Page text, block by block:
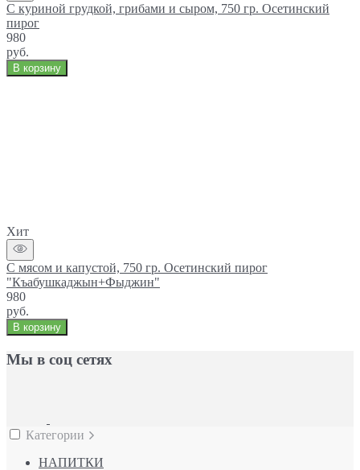
С куриной грудкой, грибами и сыром, 750 гр. Осетинский
пирог
980
руб.
В корзину
Хит
С мясом и капустой, 750 гр. Осетинский пирог
"Къабушкаджын+Фыджин"
980
руб.
В корзину
Мы в соц сетях
Категории
НАПИТКИ